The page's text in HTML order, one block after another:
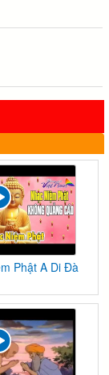
Phật A Di Đà